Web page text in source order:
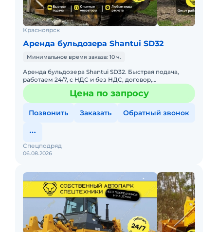
Красноярск
Аренда бульдозера Shantui SD32
Минимальное время заказа: 10 ч.
Аренда бульдозера Shantui SD32. Быстрая подача,
работаем 24/7, с НДС и без НДС, договор,
закрывающие документы. АРЕНДА БУЛЬДОЗЕРА
SHANTUI SD32Предоставляем в а
Цена по запросу
Позвонить Заказать Обратный звонок
06.08.2026
Спецподряд